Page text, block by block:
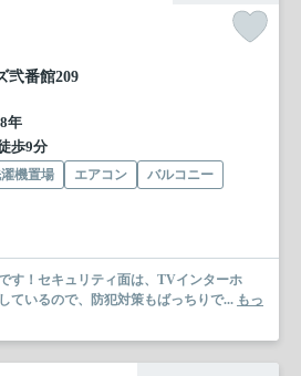
弐番館209
年
歩9分
機置場 エアコン
バルコニー
す！セキュリティ面は、TVインターホ
ているので、防犯対策もばっちりで... もっ